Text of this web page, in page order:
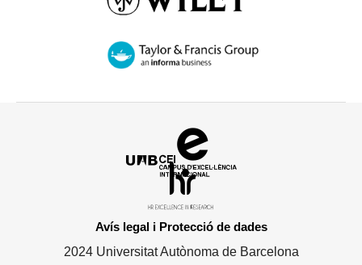
d'Excel·lència
Research
-
Avís legal i Protecció de dades
2024 Universitat Autònoma de Barcelona